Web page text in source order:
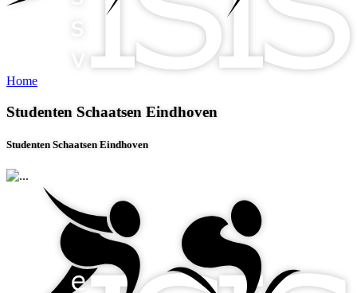
Home
Studenten Schaatsen Eindhoven
Studenten Schaatsen Eindhoven